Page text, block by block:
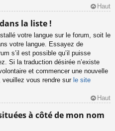
Haut
la liste !
votre langue sur le forum, soit le
votre langue. Essayez de
s’il est possible qu’il puisse
Si la traduction désirée n’existe
et commencer une nouvelle
veuillez vous rendre sur le site
Haut
à côté de mon nom